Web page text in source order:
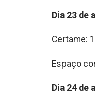
Dia 23 de
Certame:
Espaço
Dia 24 de